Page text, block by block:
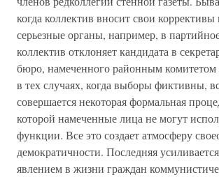
когда коллектив вносит свои
серьезные органы, например, в
коллектив отклоняет кандидата в
бюро, намеченного районным
в тех случаях, когда выборы фиктивны,
совершается некоторая формальная
которой намеченные лица не могут
функции. Все это создает атмосферу
демократичности. Последняя
явлением в жизни граждан